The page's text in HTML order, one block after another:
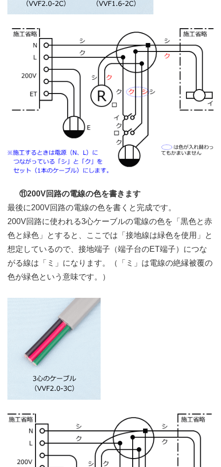
⑪200V回路の電線の色を書きます
最後に200V回路の電線の色を書くと完成です。
200V回路に使われる3心ケーブルの電線の色を「黒色と赤
色と緑色」とすると、ここでは「接地線は緑色を使用」と
想定しているので、接地端子（端子台のET端子）につな
がる線は「ミ」になります。（「ミ」は電線の絶縁被覆の
色が緑色という意味です。）